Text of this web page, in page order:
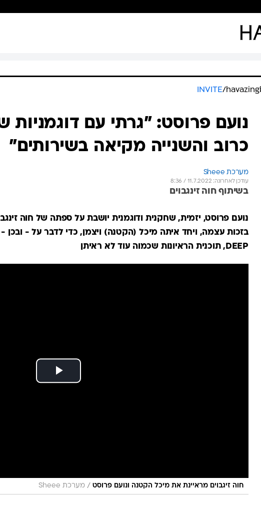
/
INVITE
נועם פרוסט: "גרתי עם
כרוב והשנייה מקיאה בשירותים"
מערכת Sheee
עודכן לאחרונה: 11.7.2022 / 8:36
בשיתוף חוה זינגבוים
נועם פרוסט, יזמית, שחקנית ודוגמנית יושבת על ספתה של חוה
DEEP, תוכנית הראיונות שכמוה עוד לא ראיתן
חוה זיגבוים מראיינת את מיכל הקטנה ונועם פרוסט / מערכת Sheee